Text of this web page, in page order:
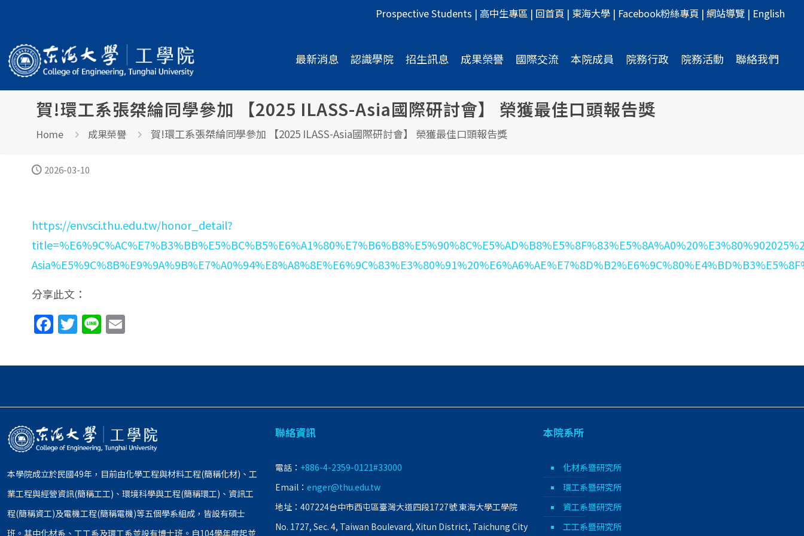
Prospective Students | 高中生專區 | 回首頁 | 東海大學 | Facebook粉絲專頁 | 網站導覽 | English
最新消息 認識學院 招生訊息 成果榮譽 國際交流 本院成員 院務行政 院務活動 聯絡我們
賀!環工系張桀綸同學參加 【2025 ILASS-Asia國際研討會】 榮獲最佳口頭報告獎
Home 成果榮譽 賀!環工系張桀綸同學參加 【2025 ILASS-Asia國際研討會】 榮獲最佳口頭報告獎
2026-03-10
https://envsci.thu.edu.tw/honor_detail?
分享此文：
Facebook
Twitter
Line
本學院成立於民國49年，目前由化學工程與材料工程(簡稱化材)、工
業工程與經營資訊(簡稱工工)、環境科學與工程(簡稱環工)、資訊工
程(簡稱資工)及電機工程(簡稱電機)等五個學系組成，皆設有碩士
班。其中化材系、工工系及環工系並設有博士班。自104學年度起並
聯絡資訊
電話： +886-4-2359-0121#33000
Email： enger@thu.edu.tw
地址：407224台中市西屯區臺灣大道四段1727號 東海大學工學院
No. 1727, Sec. 4, Taiwan Boulevard, Xitun District, Taichung City
本院系所
化材系暨研究所
環工系暨研究所
資工系暨研究所
工工系暨研究所